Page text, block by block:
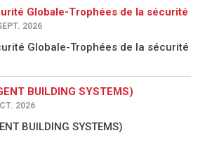
Globale-Trophées de la sécurité
2026
Globale-Trophées de la sécurité
BUILDING SYSTEMS)
2026
BUILDING SYSTEMS)